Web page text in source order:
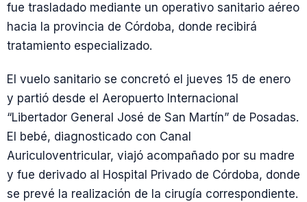
fue trasladado mediante un operativo sanitario aéreo
hacia la provincia de Córdoba, donde recibirá
tratamiento especializado.
El vuelo sanitario se concretó el jueves 15 de enero
y partió desde el Aeropuerto Internacional
“Libertador General José de San Martín” de Posadas.
El bebé, diagnosticado con Canal
Auriculoventricular, viajó acompañado por su madre
y fue derivado al Hospital Privado de Córdoba, donde
se prevé la realización de la cirugía correspondiente.